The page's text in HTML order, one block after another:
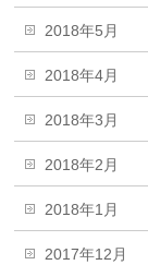
2018年5月
2018年4月
2018年3月
2018年2月
2018年1月
2017年12月